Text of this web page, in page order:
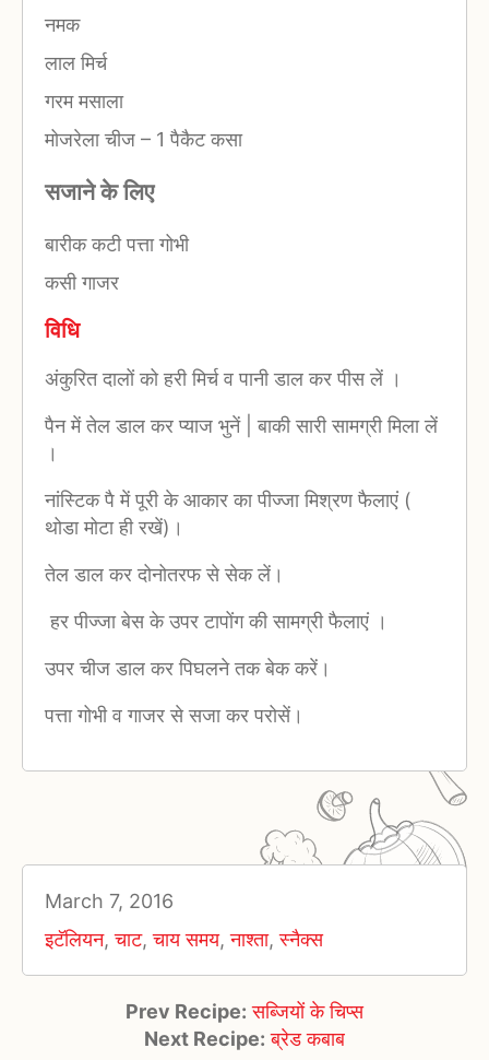
नमक
लाल मिर्च
गरम मसाला
मोजरेला चीज – 1 पैकैट कसा
सजाने के लिए
बारीक कटी पत्ता गोभी
कसी गाजर
विधि
अंकुरित दालों को हरी मिर्च व पानी डाल कर पीस लें ।
पैन में तेल डाल कर प्याज भुनें | बाकी सारी सामग्री मिला लें
।
नांस्टिक पै में पूरी के आकार का पीज्जा मिश्रण फैलाएं (
थोडा मोटा ही रखें)।
तेल डाल कर दोनोतरफ से सेक लें।
हर पीज्जा बेस के उपर टापोंग की सामग्री फैलाएं ।
उपर चीज डाल कर पिघलने तक बेक करें।
पत्ता गोभी व गाजर से सजा कर परोसें।
March 7, 2016
इटॅलियन,चाट,चाय समय,नाश्ता,स्नैक्स
Prev Recipe: सब्जियों के चिप्स
Next Recipe: ब्रेड कबाब